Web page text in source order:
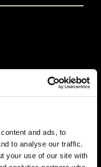
and ads, to
to analyse our traffic.
your use of our site with